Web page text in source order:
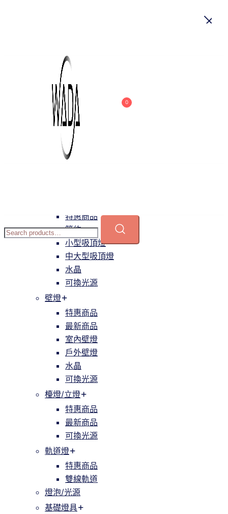
0
吊燈
特惠商品
小型吊燈
中大型吊燈
長形吊燈
特惠商品
簡約
小型吸頂燈
中大型吸頂燈
水晶
可換光源
壁燈
特惠商品
最新商品
室內壁燈
戶外壁燈
水晶
可換光源
檯燈/立燈
特惠商品
最新商品
可換光源
軌道燈
特惠商品
雙線軌道
燈泡/光源
基礎燈具